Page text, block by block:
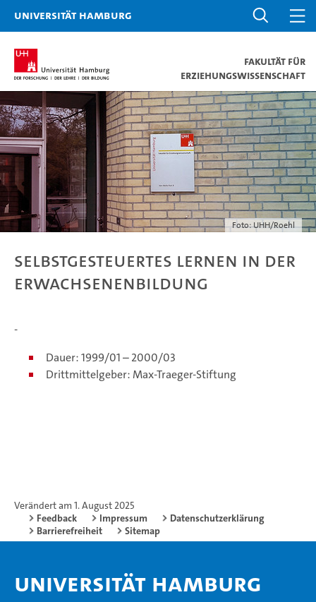
Universität Hamburg
Fakultät für
Erziehungswissenschaft
Foto: UHH/Roehl
Selbstgesteuertes Lernen in der
Erwachsenenbildung
-
Dauer: 1999/01 – 2000/03
Drittmittelgeber: Max-Traeger-Stiftung
Verändert am 1. August 2025
Feedback
Impressum
Datenschutzerklärung
Barrierefreiheit
Sitemap
Universität Hamburg